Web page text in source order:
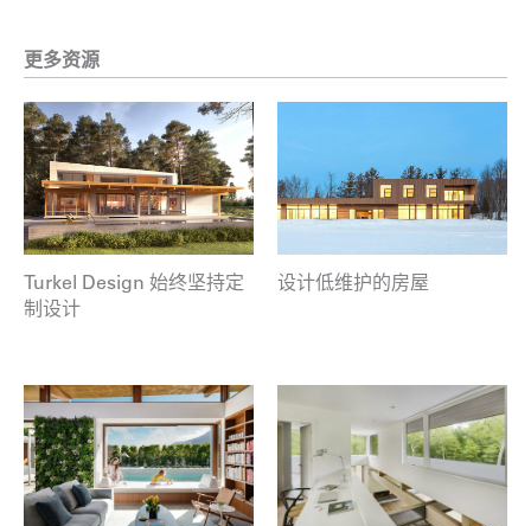
更多资源
Turkel Design 始终坚持定
制设计
设计低维护的房屋